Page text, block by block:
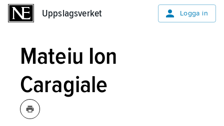
Uppslagsverket Logga in
Mateiu Ion
Caragiale